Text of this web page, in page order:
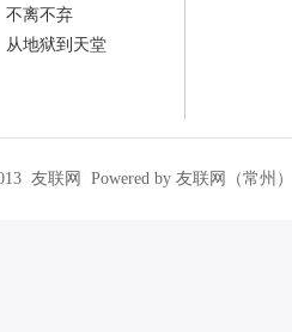
不离不弃
从地狱到天堂
友联网 Powered by 友联网（常州